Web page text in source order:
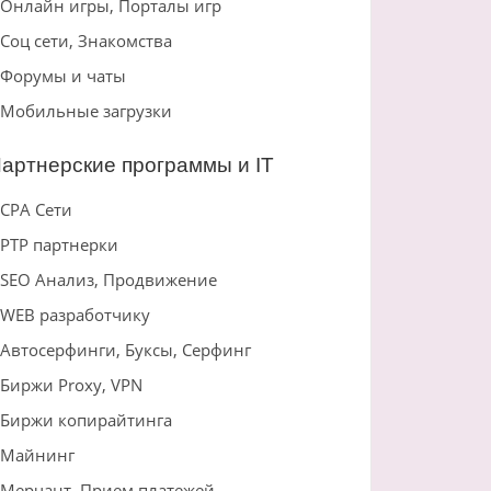
Онлайн игры, Порталы игр
Соц сети, Знакомства
Форумы и чаты
Мобильные загрузки
программы и IT
CPA Сети
PTP партнерки
SEO Анализ, Продвижение
WEB разработчику
Автосерфинги, Буксы, Серфинг
Биржи Proxy, VPN
Биржи копирайтинга
Майнинг